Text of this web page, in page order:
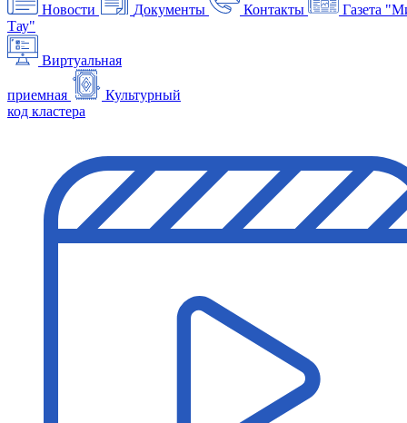
Новости Документы Контакты
Газета
Тау"
Виртуальная
приемная
Культурный
код кластера